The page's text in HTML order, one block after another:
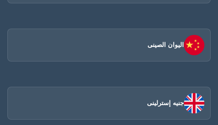
اليوان الصينى​
جنيه إسترلينى